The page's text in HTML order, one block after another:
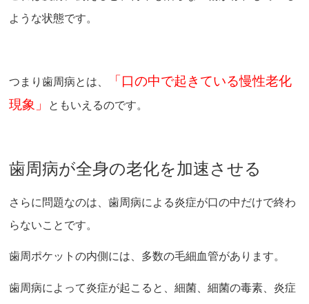
ような状態です。
つまり歯周病とは、
「口の中で起きている慢性老化
現象」
ともいえるのです。
歯周病が全身の老化を加速させる
さらに問題なのは、歯周病による炎症が口の中だけで終わ
らないことです。
歯周ポケットの内側には、多数の毛細血管があります。
歯周病によって炎症が起こると、細菌、細菌の毒素、炎症